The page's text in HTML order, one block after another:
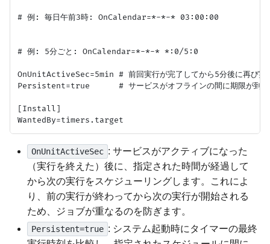
# 例: 毎日午前3時: OnCalendar=*-*-* 03:00:00
# 例: 5分ごと: OnCalendar=*-*-* *:0/5:0
OnUnitActiveSec=5min # 前回実行が完了してから5分後に再び実
Persistent=true      # サービスがオフラインの間に期限が到来し
[Install]
OnUnitActiveSec : サービスがアクティブになった
（実行を終えた）後に、指定された時間が経過して
から次の実行をスケジューリングします。これによ
り、前の実行が終わってから次の実行が開始される
ため、ジョブが重なるのを防ぎます。
Persistent=true : システム起動時にタイマーの最終